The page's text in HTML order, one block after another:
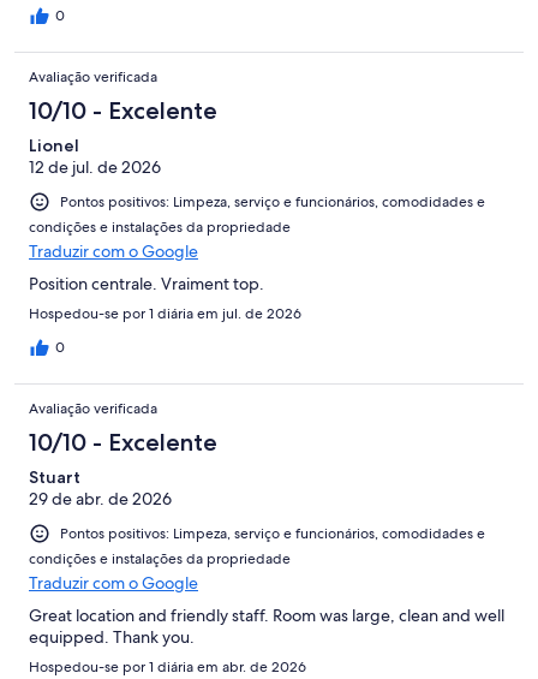
0
Avaliação verificada
10/10 - Excelente
Lionel
12 de jul. de 2026
Pontos positivos: Limpeza, serviço e funcionários, comodidades e
condições e instalações da propriedade
Traduzir com o Google
Position centrale. Vraiment top.
Hospedou-se por 1 diária em jul. de 2026
0
Avaliação verificada
10/10 - Excelente
Stuart
29 de abr. de 2026
Pontos positivos: Limpeza, serviço e funcionários, comodidades e
condições e instalações da propriedade
Traduzir com o Google
Great location and friendly staff. Room was large, clean and well
equipped. Thank you.
Hospedou-se por 1 diária em abr. de 2026